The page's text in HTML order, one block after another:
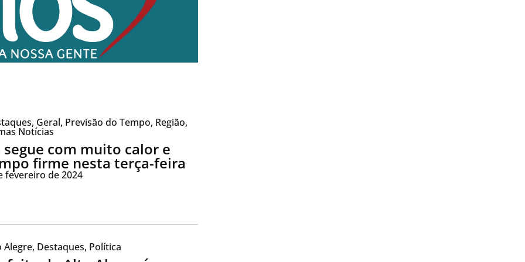
, Geral, Previsão do Tempo, Região,
Notícias
segue com muito calor e
firme nesta terça-feira
fevereiro de 2024
Alegre, Destaques, Política